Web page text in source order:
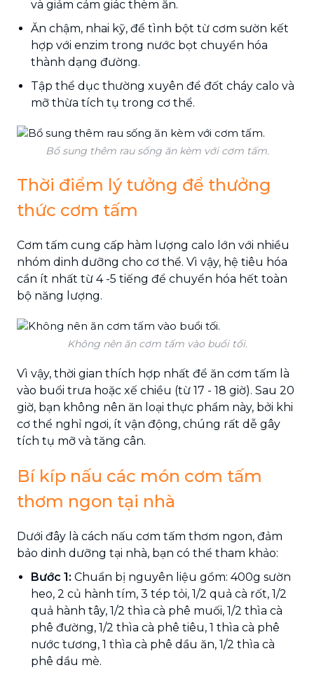
và giảm cảm giác thèm ăn.
Ăn chậm, nhai kỹ, để tình bột từ cơm sườn kết
hợp với enzim trong nước bọt chuyển hóa
thành dạng đường.
Tập thể dục thường xuyên để đốt cháy calo và
mỡ thừa tích tụ trong cơ thể.
Bổ sung thêm rau sống ăn kèm với cơm tấm.
Thời điểm lý tưởng để thưởng
thức cơm tấm
Cơm tấm cung cấp hàm lượng calo lớn với nhiều
nhóm dinh dưỡng cho cơ thể. Vì vậy, hệ tiêu hóa
cần ít nhất từ 4 -5 tiếng để chuyển hóa hết toàn
bộ năng lượng.
Không nên ăn cơm tấm vào buổi tối.
Vì vậy, thời gian thích hợp nhất để ăn cơm tấm là
vào buổi trưa hoặc xế chiều (từ 17 - 18 giờ). Sau 20
giờ, bạn không nên ăn loại thực phẩm này, bởi khi
cơ thể nghỉ ngơi, ít vận động, chúng rất dễ gây
tích tụ mỡ và tăng cân.
Bí kíp nấu các món cơm tấm
thơm ngon tại nhà
Dưới đây là cách nấu cơm tấm thơm ngon, đảm
bảo dinh dưỡng tại nhà, bạn có thể tham khảo:
Bước 1: Chuẩn bị nguyên liệu gồm: 400g sườn
heo, 2 củ hành tím, 3 tép tỏi, 1/2 quả cà rốt, 1/2
quả hành tây, 1/2 thìa cà phê muối, 1/2 thìa cà
phê đường, 1/2 thìa cà phê tiêu, 1 thìa cà phê
nước tương, 1 thìa cà phê dầu ăn, 1/2 thìa cà
phê dầu mè.